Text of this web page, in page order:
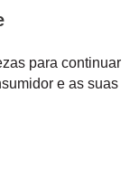
para continuar
e as suas